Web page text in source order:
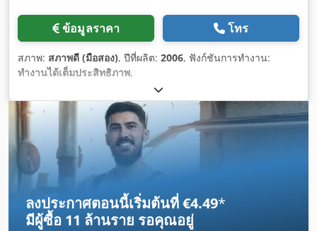
ข้อมูลราคา โทร
สภาพ: สภาพดี (มือสอง), ปีที่ผลิต: 2006, ฟังก์ชันการทำงาน:
ทำงานได้เต็มประสิทธิภาพ,
ลงประกาศตอนนี้เริ่มต้นที่ €4.49*
มีผู้ซื้อ 11 ล้านราย รอคุณอยู่